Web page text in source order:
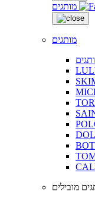
מותגים
מותגים
מובילים